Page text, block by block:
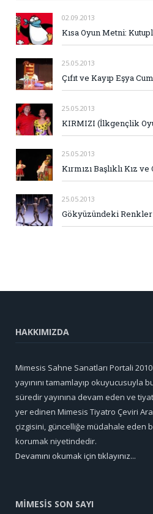
02.09.2013
Kısa Oyun Metni:
25.05.2013
Çıfıt ve Kayıp Eşya
25.05.2013
KIRMIZI (İlkgençlik
25.05.2013
Kırmızı Başlıklı Kız
25.05.2013
Gökyüzündeki Renkler
HAKKIMIZDA
Mimesis Sahne Sanatları Portali 2010
yayınını tamamlayıp okuyucusuyla
süredir yayınına devam eden ve
yer edinen Mimesis Tiyatro Çeviri
çizgisini, güncelliğe müdahale eden
korumak niyetindedir.
Devamını okumak için tıklayınız...
MİMESİS SON SAYI